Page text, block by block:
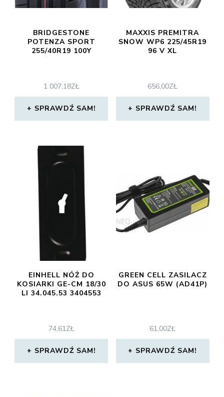
BRIDGESTONE
POTENZA SPORT
255/40R19 100Y
1 007,18ZŁ
SPRAWDŹ SAM!
MAXXIS PREMITRA
SNOW WP6 225/45R19
96 V XL
656,00ZŁ
SPRAWDŹ SAM!
EINHELL NÓŻ DO
KOSIARKI GE-CM 18/30
LI 34.045.53 3404553
74,61ZŁ
SPRAWDŹ SAM!
GREEN CELL ZASILACZ
DO ASUS 65W (AD41P)
61,00ZŁ
SPRAWDŹ SAM!